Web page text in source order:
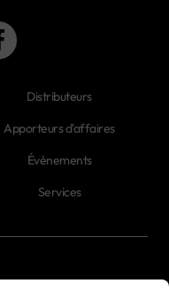
Distributeurs
Apporteurs d'affaires
Évènements
Services